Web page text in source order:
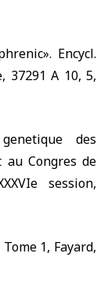
Encycl.
37291 A 10, 5,
des
au Congres de
session,
Tome 1, Fayard,